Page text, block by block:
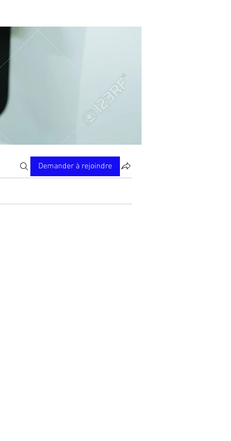
Demander à rejoindre